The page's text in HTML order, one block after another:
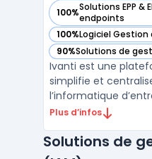
100%Solutions EPP &
endpoints
— voir Ivanti dans
100%Logiciel Gestion
— voir Ivanti dans
90%Solutions de
— voir Ivanti dans
Ivanti est une
simplifie et
l’informatique
outils pour la
gestion des
répondre aux
Plus d’infos
Solutions de